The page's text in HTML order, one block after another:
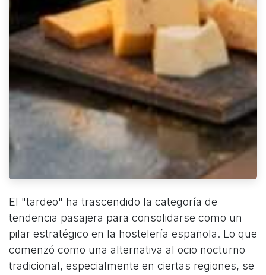
El "tardeo" ha trascendido la categoría de
tendencia pasajera para consolidarse como un
pilar estratégico en la hostelería española. Lo que
comenzó como una alternativa al ocio nocturno
tradicional, especialmente en ciertas regiones, se